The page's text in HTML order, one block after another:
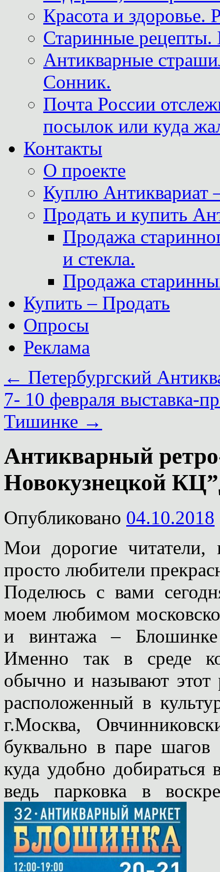
Красота и здоровье.
Старинные рецепты.
Антикварные
Сонник.
Почта России
посылок или куда
Контакты
О проекте
Куплю Антиквариат
Продать и купить
Продажа
и стекла.
Продажа
Купить – Продать
Опросы
Реклама
← Петербургский
7- 10 февраля выставка-
Тишинке →
Антикварный
Новокузнецкой
Опубликовано 04.10.2018
Мои дорогие читатели,
просто любители
Поделюсь с вами
моем любимом
и винтажа –
Именно так в среде
обычно и называют этот
расположенный в
г.Москва,
буквально в паре
куда удобно
ведь парковка в